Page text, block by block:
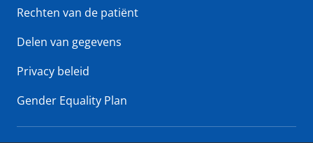
Rechten van de patiënt
Delen van gegevens
Privacy beleid
Gender Equality Plan